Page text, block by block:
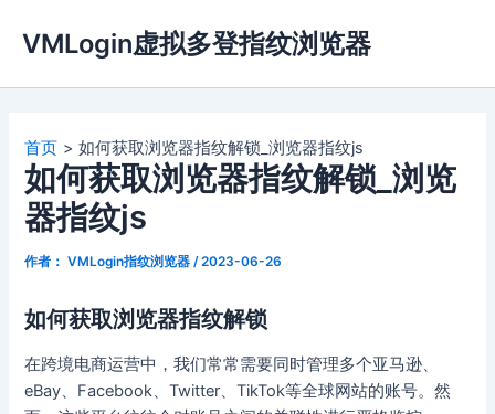
容
VMLogin虚拟多登指纹浏览器
首页 如何获取浏览器指纹解锁_浏览器指纹js
如何获取浏览器指纹解锁_浏览
器指纹js
作者： VMLogin指纹浏览器 /2023-06-26
如何获取浏览器指纹解锁
在跨境电商运营中，我们常常需要同时管理多个亚马逊、
eBay、Facebook、Twitter、TikTok等全球网站的账号。然